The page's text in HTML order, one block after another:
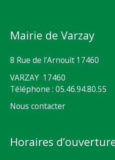
Mairie de Varzay
8 Rue de l’Arnoult 17460
VARZAY 17460
Téléphone : 05.46.94.80.55
Nous contacter
Horaires